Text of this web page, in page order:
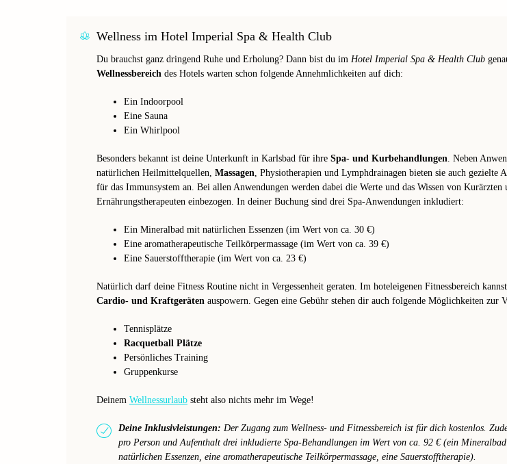
Wellness im Hotel Imperial Spa & Health Club
Du brauchst ganz dringend Ruhe und Erholung? Dann bist du im Hotel Imperial Spa & Health Club
Wellnessbereich des Hotels warten schon folgende Annehmlichkeiten auf dich:
Ein Indoorpool
Eine Sauna
Ein Whirlpool
Besonders bekannt ist deine Unterkunft in Karlsbad für ihre Spa- und Kurbehandlungen . Neben
natürlichen Heilmittelquellen, Massagen , Physiotherapien und Lymphdrainagen bieten sie auch gezielte
für das Immunsystem an. Bei allen Anwendungen werden dabei die Werte und das Wissen von Kurärzten
Ernährungstherapeuten einbezogen. In deiner Buchung sind drei Spa-Anwendungen inkludiert:
Ein Mineralbad mit natürlichen Essenzen (im Wert von ca. 30 €)
Eine aromatherapeutische Teilkörpermassage (im Wert von ca. 39 €)
Eine Sauerstofftherapie (im Wert von ca. 23 €)
Natürlich darf deine Fitness Routine nicht in Vergessenheit geraten. Im hoteleigenen Fitnessbereich
Cardio- und Kraftgeräten auspowern. Gegen eine Gebühr stehen dir auch folgende Möglichkeiten zur
Tennisplätze
Racquetball Plätze
Persönliches Training
Gruppenkurse
Deinem Wellnessurlaub steht also nichts mehr im Wege!
Deine Inklusivleistungen: Der Zugang zum Wellness- und Fitnessbereich ist für dich kostenlos.
pro Person und Aufenthalt drei inkludierte Spa-Behandlungen im Wert von ca. 92 € (ein
natürlichen Essenzen, eine aromatherapeutische Teilkörpermassage, eine Sauerstofftherapie).